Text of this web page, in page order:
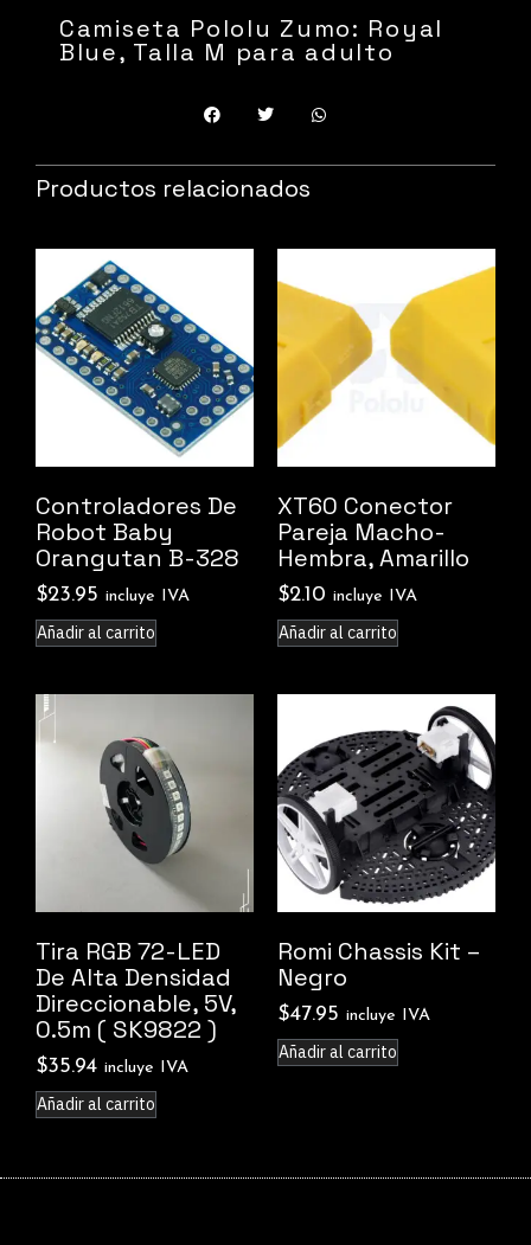
Camiseta Pololu Zumo: Royal
Blue, Talla M para adulto
Productos relacionados
Controladores De
Robot Baby
Orangutan B-328
$23.95 incluye IVA
Añadir al carrito
XT60 Conector
Pareja Macho-
Hembra, Amarillo
$2.10 incluye IVA
Añadir al carrito
Tira RGB 72-LED
De Alta Densidad
Direccionable, 5V,
0.5m ( SK9822 )
$35.94 incluye IVA
Añadir al carrito
Romi Chassis Kit –
Negro
$47.95 incluye IVA
Añadir al carrito